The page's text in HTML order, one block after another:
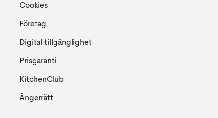
Cookies
Företag
Digital tillgänglighet
Prisgaranti
KitchenClub
Ångerrätt